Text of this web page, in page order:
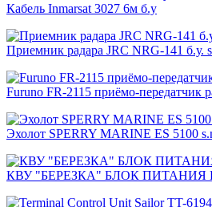
Кабель Inmarsat 3027 6м б.у
Приемник радара JRC NRG-141 б.у.
Furuno FR-2115 приёмо-передатчик
Эхолот SPERRY MARINE ES 5100
КВУ "БЕРЕЗКА" БЛОК ПИТАНИЯ В-